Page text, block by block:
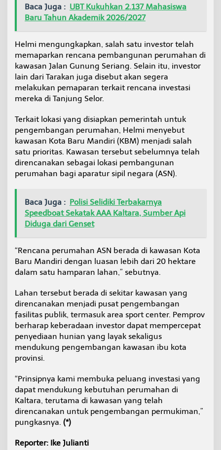
Baca Juga : UBT Kukuhkan 2.137 Mahasiswa
Baru Tahun Akademik 2026/2027
Helmi mengungkapkan, salah satu investor telah
memaparkan rencana pembangunan perumahan di
kawasan Jalan Gunung Seriang. Selain itu, investor
lain dari Tarakan juga disebut akan segera
melakukan pemaparan terkait rencana investasi
mereka di Tanjung Selor.
Terkait lokasi yang disiapkan pemerintah untuk
pengembangan perumahan, Helmi menyebut
kawasan Kota Baru Mandiri (KBM) menjadi salah
satu prioritas. Kawasan tersebut sebelumnya telah
direncanakan sebagai lokasi pembangunan
perumahan bagi aparatur sipil negara (ASN).
Baca Juga : Polisi Selidiki Terbakarnya
Speedboat Sekatak AAA Kaltara, Sumber Api
Diduga dari Genset
“Rencana perumahan ASN berada di kawasan Kota
Baru Mandiri dengan luasan lebih dari 20 hektare
dalam satu hamparan lahan,” sebutnya.
Lahan tersebut berada di sekitar kawasan yang
direncanakan menjadi pusat pengembangan
fasilitas publik, termasuk area sport center. Pemprov
berharap keberadaan investor dapat mempercepat
penyediaan hunian yang layak sekaligus
mendukung pengembangan kawasan ibu kota
provinsi.
“Prinsipnya kami membuka peluang investasi yang
dapat mendukung kebutuhan perumahan di
Kaltara, terutama di kawasan yang telah
direncanakan untuk pengembangan permukiman,”
pungkasnya. (*)
Reporter: Ike Julianti